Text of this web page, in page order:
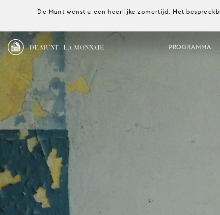
De Munt wenst u een heerlijke zomertijd. Het
DE MUNT / LA MONNAIE PROGRAMMA